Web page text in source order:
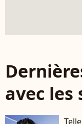
avec les